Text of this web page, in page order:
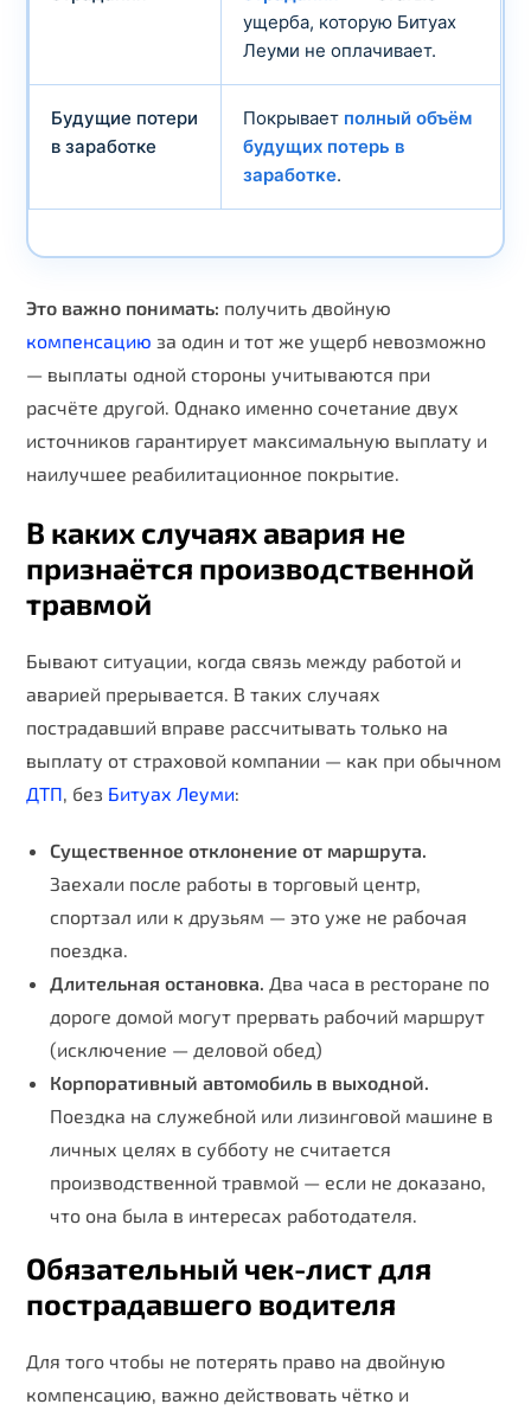
ущерба, которую Битуах
Леуми не оплачивает.
Будущие потери
в заработке
Покрывает полный объём
будущих потерь в
заработке.
Это важно понимать: получить двойную
компенсацию за один и тот же ущерб невозможно
— выплаты одной стороны учитываются при
расчёте другой. Однако именно сочетание двух
источников гарантирует максимальную выплату и
наилучшее реабилитационное покрытие.
В каких случаях авария не
признаётся производственной
травмой
Бывают ситуации, когда связь между работой и
аварией прерывается. В таких случаях
пострадавший вправе рассчитывать только на
выплату от страховой компании — как при обычном
ДТП, без Битуах Леуми:
Существенное отклонение от маршрута.
Заехали после работы в торговый центр,
спортзал или к друзьям — это уже не рабочая
поездка.
Длительная остановка. Два часа в ресторане по
дороге домой могут прервать рабочий маршрут
(исключение — деловой обед)
Корпоративный автомобиль в выходной.
Поездка на служебной или лизинговой машине в
личных целях в субботу не считается
производственной травмой — если не доказано,
что она была в интересах работодателя.
Обязательный чек-лист для
пострадавшего водителя
Для того чтобы не потерять право на двойную
компенсацию, важно действовать чётко и